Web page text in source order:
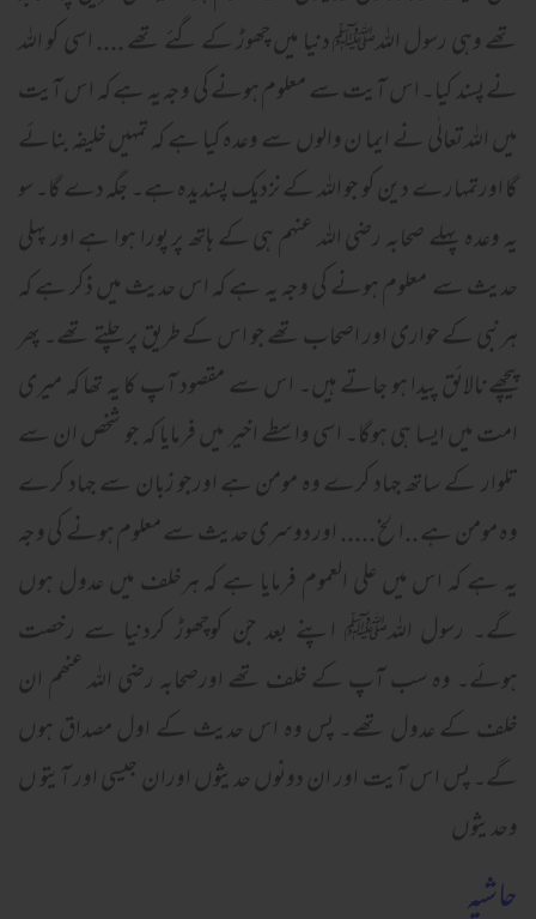
تھے وہی رسول اللہﷺ دنیا میں چھوڑ کے گئے تھے .... اسی کو اللہ
نے پسند کیا۔ اس آیت سے معلوم ہونے کی وجہ یہ ہے کہ اس آیت
میں اللہ تعالٰی نے ایما ن والوں سے وعدہ کیا ہے کہ تمہیں خلیفہ بنائے
گا اورتمہارے دین کو جو اللہ کے نزدیک پسندیدہ ہے۔ جگہ دے گا۔ سو
یہ وعدہ پہلے صحابہ رضی اللہ عنہم ہی کے ہاتھ پر پورا ہوا ہے اور پہلی
حدیث سے معلوم ہونے کی وجہ یہ ہے کہ اس حدیث میں ذکر ہے کہ
ہرنبی کے حواری اور اصحاب تھے جو اس کے طریق پر چلتے تھے۔ پھر
پیچھے نالائق پیدا ہو جاتے ہیں۔ اس سے مقصود آپ کا یہ تھا کہ میری
امت میں ایسا ہی ہوگا۔ اسی واسطے اخیر میں فرمایا کہ جو شخص ان سے
تلوار کے ساتھ جہاد کرے وہ مومن ہے اورجو زبان سے جہاد کرے
وہ مومن ہے ..الخ ..... اور دوسری حدیث سے معلوم ہونے کی وجہ
یہ ہے کہ اس میں علی العموم فرمایا ہے کہ ہرخلف میں عدول ہوں
گے۔ رسول اللہﷺ اپنے بعد جن کوچھوڑ کردنیا سے رخصت
ہوئے۔ وہ سب آپ کے خلف تھے اورصحابہ رضی اللہ عنھم ان
خلف کے عدول تھے۔ پس وہ اس حدیث کے اول مصداق ہوں
گے۔ پس اس آیت اور ان دونوں حدیثوں اوران جیسی اور آیتو ں
وحدیثوں
حاشیہ